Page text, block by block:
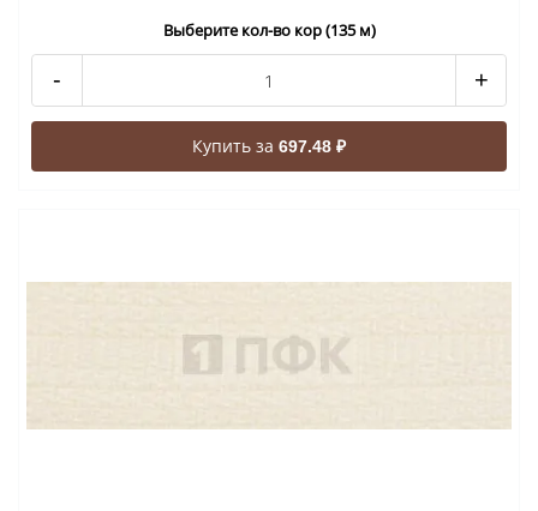
Выберите кол-во кор (135 м)
- +
Купить за 697.48 ₽